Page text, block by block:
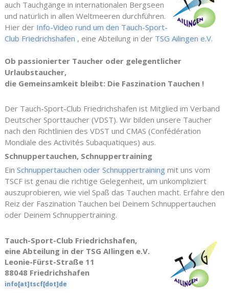
auch Tauchgänge in internationalen Bergseen
und natürlich in allen Weltmeeren durchführen.
Hier der Info-Video rund um den Tauch-Sport-
Club Friedrichshafen , eine Abteilung in der TSG Ailingen e.V.
Ob passionierter Taucher oder gelegentlicher
Urlaubstaucher,
die Gemeinsamkeit bleibt: Die Faszination Tauchen !
Der Tauch-Sport-Club Friedrichshafen ist Mitglied im Verband
Deutscher Sporttaucher (VDST). Wir bilden unsere Taucher
nach den Richtlinien des VDST und CMAS (Confédération
Mondiale des Activités Subaquatiques) aus.
Schnuppertauchen, Schnuppertraining
Ein Schnuppertauchen oder Schnuppertrainingmit uns vom
TSCF ist genau die richtige Gelegenheit, um unkompliziert
auszuprobieren, wie viel Spaß das Tauchen macht. Erfahre den
Reiz der Faszination Tauchen bei Deinem Schnuppertauchen
oder Deinem Schnuppertraining.
Tauch-Sport-Club Friedrichshafen,
eine Abteilung in der TSG AIlingen e.V.
Leonie-Fürst-Straße 11
88048 Friedrichshafen
info[at]tscf[dot]de